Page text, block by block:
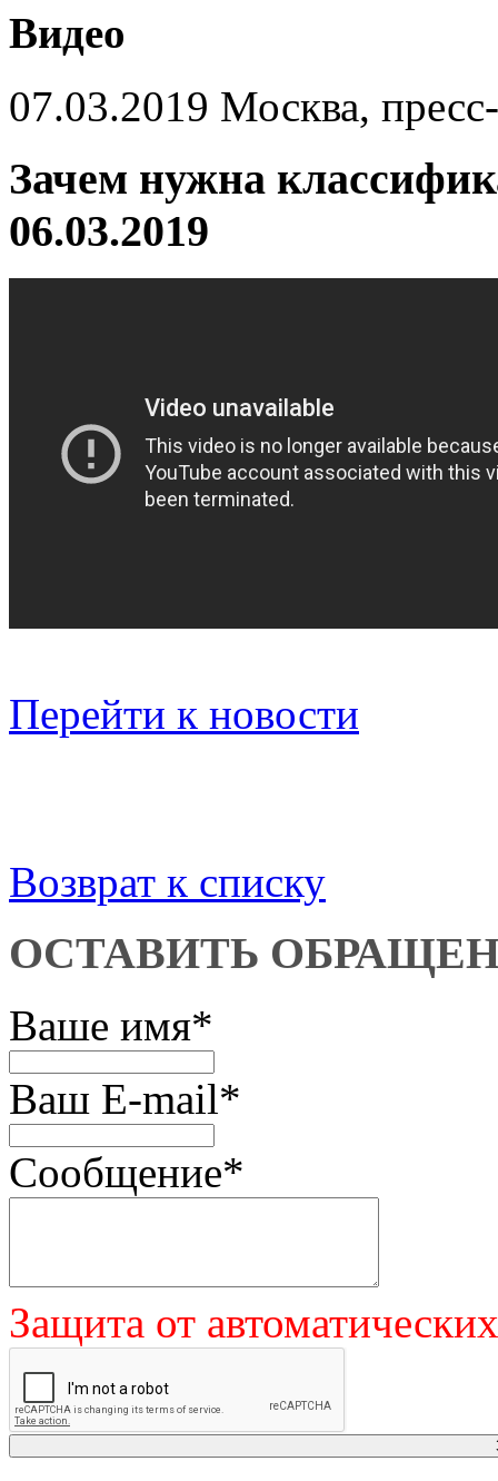
Видео
07.03.2019 Москва,
Зачем нужна
06.03.2019
Перейти к новости
Возврат к списку
ОСТАВИТЬ
Ваше имя*
Ваш E-mail*
Сообщение*
Защита от